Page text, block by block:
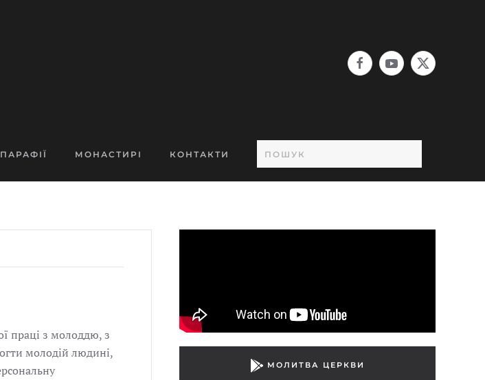
ПАРАФІЇ МОНАСТИРІ КОНТАКТИ
праці з молоддю, з
молодій людині,
МОЛИТВА ЦЕРКВИ